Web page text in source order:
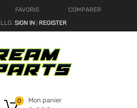
FAVORIS
COMPARER
SIGN IN REGISTER
Mon panier
0